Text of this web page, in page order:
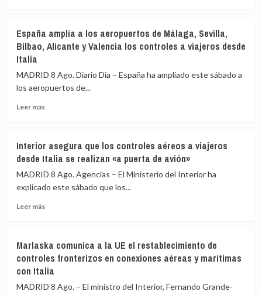
agradece
a
UME
labor
frente
de
Huelva
y
y
pide
España amplía a los aeropuertos de Málaga, Sevilla,
Bilbao, Alicante y Valencia los controles a viajeros desde
Italia
MADRID 8 Ago. Diario Dia – España ha ampliado este sábado a
los aeropuertos de...
Leer másLeer
amplía
a
los
aeropuertos
Málaga,
y
Valencia
los
controles
Interior asegura que los controles aéreos a viajeros
desde Italia se realizan «a puerta de avión»
MADRID 8 Ago. Agencias – El Ministerio del Interior ha
explicado este sábado que los...
Leer másLeer
asegura
que
los
controles
Marlaska comunica a la UE el restablecimiento de
controles fronterizos en conexiones aéreas y marítimas
con Italia
MADRID 8 Ago. – El ministro del Interior, Fernando Grande-